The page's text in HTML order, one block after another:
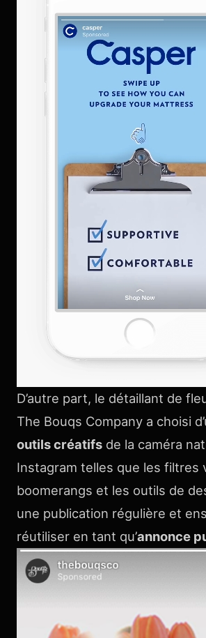
D’autre part, le détaillant de
The Bouqs Company a choisi
outils créatifs de la caméra
Instagram telles que les filtres
boomerangs et les outils de
une publication régulière et
réutiliser en tant qu’annonce